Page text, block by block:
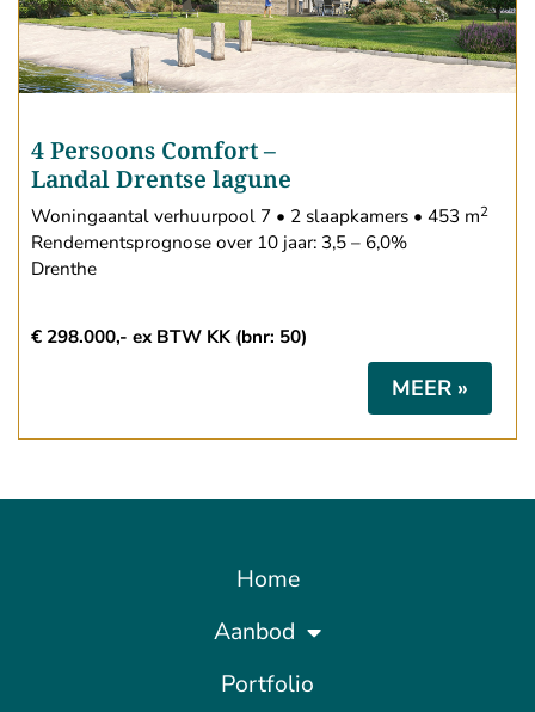
4 Persoons Comfort–
Landal Drentse lagune
Woningaantal verhuurpool 7 • 2 slaapkamers • 453 m2
Rendementsprognose over 10 jaar: 3,5 – 6,0%
Drenthe
€ 298.000,- ex BTW KK (bnr: 50)
MEER »
Home
Aanbod
Portfolio